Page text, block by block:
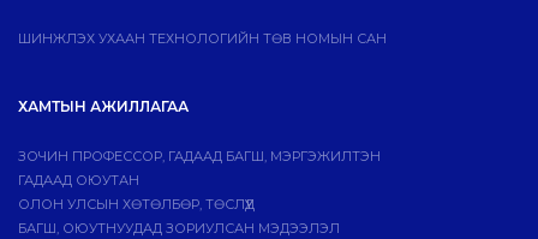
ШИНЖЛЭХ УХААН ТЕХНОЛОГИЙН ТӨВ НОМЫН САН
ХАМТЫН АЖИЛЛАГАА
ЗОЧИН ПРОФЕССОР, ГАДААД БАГШ, МЭРГЭЖИЛТЭН
ГАДААД ОЮУТАН
ОЛОН УЛСЫН ХӨТӨЛБӨР, ТӨСЛҮҮД
БАГШ, ОЮУТНУУДАД ЗОРИУЛСАН МЭДЭЭЛЭЛ